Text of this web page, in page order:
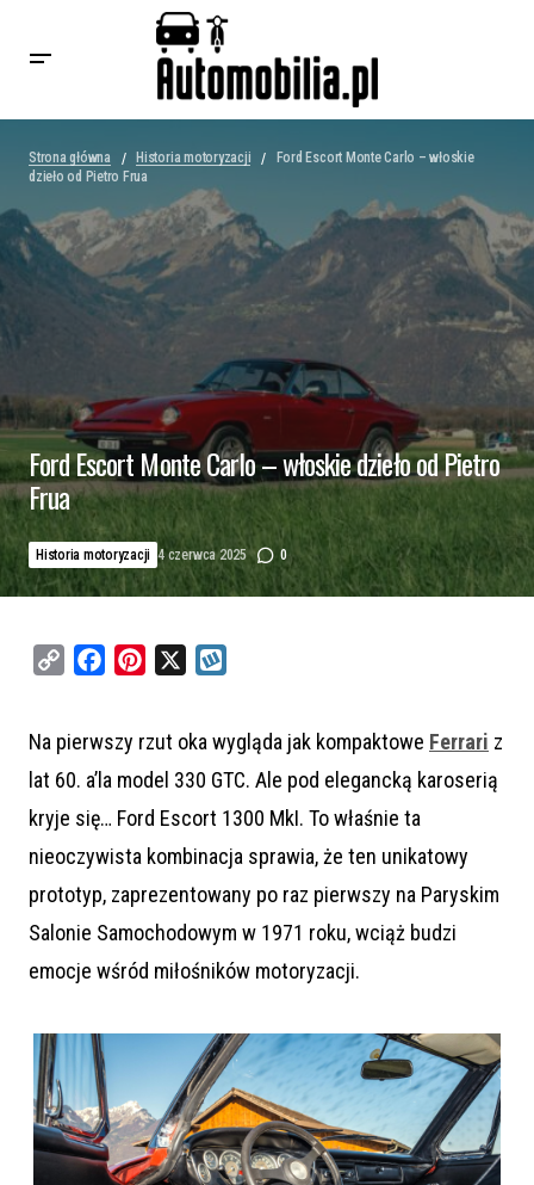
Strona główna Historia motoryzacji
Ford Escort Monte Carlo – włoskie
dzieło od Pietro Frua
Ford Escort Monte Carlo – włoskie dzieło od Pietro
Frua
Historia motoryzacji 4 czerwca 2025 0
y
L
i
e
b
o
t
e
r
e
t
o
p
Na pierwszy rzut oka wygląda jak kompaktowe Ferrari z
lat 60. a’la model 330 GTC. Ale pod elegancką karoserią
kryje się… Ford Escort 1300 MkI. To właśnie ta
nieoczywista kombinacja sprawia, że ten unikatowy
prototyp, zaprezentowany po raz pierwszy na Paryskim
Salonie Samochodowym w 1971 roku, wciąż budzi
emocje wśród miłośników motoryzacji.